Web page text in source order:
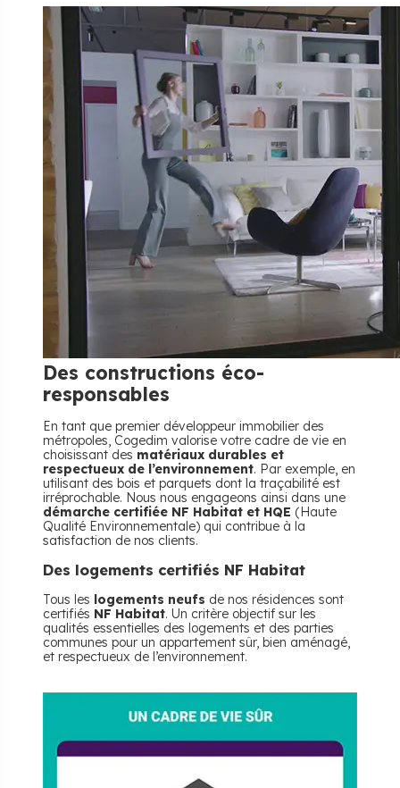
Des constructions éco-
responsables
En tant que premier développeur immobilier des
métropoles, Cogedim valorise votre cadre de vie en
choisissant des matériaux durables et
respectueux de l’environnement. Par exemple, en
utilisant des bois et parquets dont la traçabilité est
irréprochable. Nous nous engageons ainsi dans une
démarche certifiée NF Habitat et HQE (Haute
Qualité Environnementale) qui contribue à la
satisfaction de nos clients.
Des logements certifiés NF Habitat
Tous les logements neufs de nos résidences sont
certifiés NF Habitat. Un critère objectif sur les
qualités essentielles des logements et des parties
communes pour un appartement sûr, bien aménagé,
et respectueux de l’environnement.